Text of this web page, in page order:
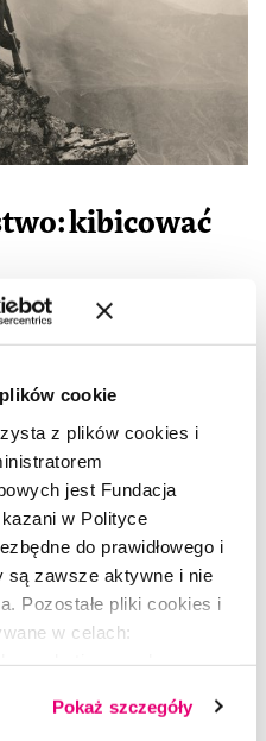
cookie
z plików cookies i
jest Fundacja
w Polityce
do prawidłowego i
są zawsze aktywne i nie
Pozostałe pliki cookies i
w celach:
i technologie
Pokaż szczegóły
kibicować
Syzyfa z Puszczy Noteckiej,
we współczesnym
wyboru
że granica
wędrowny”